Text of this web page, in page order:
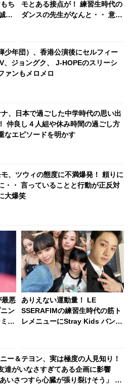
ち
実
モとある接点が！ 練習生時代の
ダンスの先生がなんと・・ 意外
少年団）、香港公演後にセルフィー
、ジョングク、 J-HOPEのスリーシ
ァンもメロメロ
、日本で過ごした中学時代の思い出
仲良し４人組や休み時間の過ごし方
なエピソードを明かす
、ツウィの態度に不満爆発！ 頼りに
・・ 言っていることと行動が正反対
大爆笑
最悪
ン
ン
び
ありえない運動量！ LE
SSERAFIMの練習生時代の筋ト
レメニューにStray Kids バンチ
ー＆テヨン、実は極度の人見知り！
達がいなさすぎてある企画に影響
いさつすら心臓が張り裂けそう」 想